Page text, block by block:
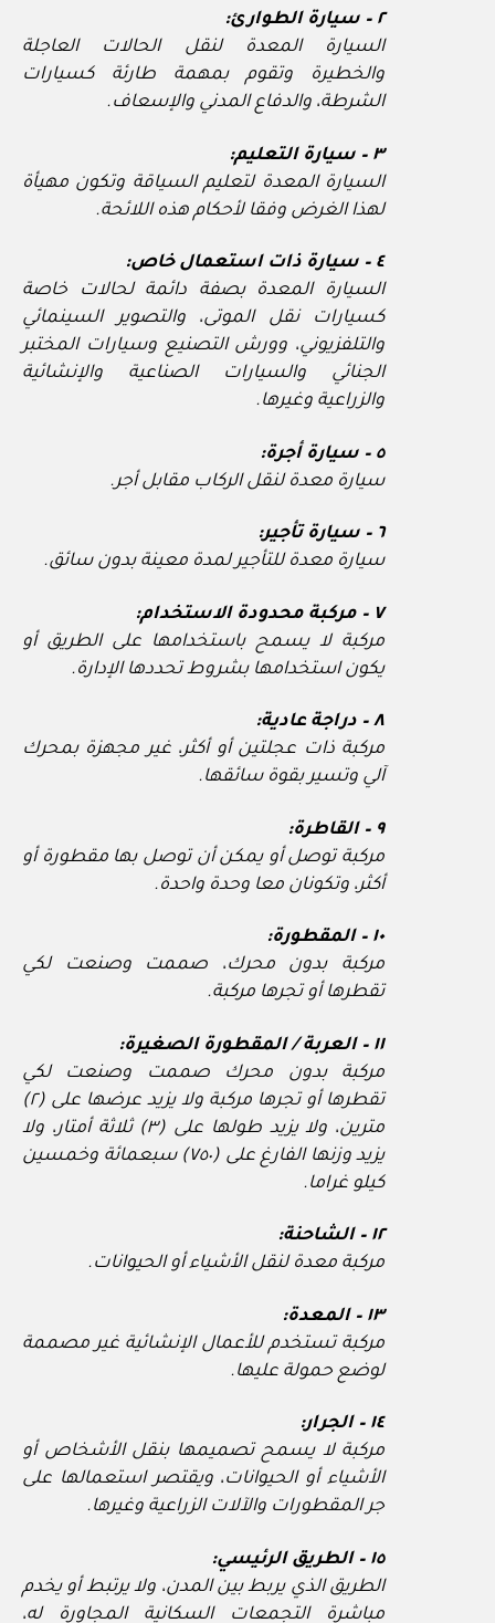
٢ – سيارة الطوارئ:
السيارة المعدة لنقل الحالات العاجلة
والخطيرة وتقوم بمهمة طارئة كسيارات
الشرطة، والدفاع المدني والإسعاف.
٣ – سيارة التعليم:
السيارة المعدة لتعليم السياقة وتكون مهيأة
لهذا الغرض وفقا لأحكام هذه اللائحة.
٤ – سيارة ذات استعمال خاص:
السيارة المعدة بصفة دائمة لحالات خاصة
كسيارات نقل الموتى، والتصوير السينمائي
والتلفزيوني، وورش التصنيع وسيارات المختبر
الجنائي والسيارات الصناعية والإنشائية
والزراعية وغيرها.
٥ – سيارة أجرة:
سيارة معدة لنقل الركاب مقابل أجر.
٦ – سيارة تأجير:
سيارة معدة للتأجير لمدة معينة بدون سائق.
٧ – مركبة محدودة الاستخدام:
مركبة لا يسمح باستخدامها على الطريق أو
يكون استخدامها بشروط تحددها الإدارة.
٨ – دراجة عادية:
مركبة ذات عجلتين أو أكثر، غير مجهزة بمحرك
آلي وتسير بقوة سائقها.
٩ – القاطرة:
مركبة توصل أو يمكن أن توصل بها مقطورة أو
أكثر، وتكونان معا وحدة واحدة.
١٠ – المقطورة:
مركبة بدون محرك، صممت وصنعت لكي
تقطرها أو تجرها مركبة.
١١ – العربة / المقطورة الصغيرة:
مركبة بدون محرك صممت وصنعت لكي
تقطرها أو تجرها مركبة ولا يزيد عرضها على (٢)
مترين، ولا يزيد طولها على (٣) ثلاثة أمتار، ولا
يزيد وزنها الفارغ على (٧٥٠) سبعمائة وخمسين
كيلو غراما.
١٢ – الشاحنة:
مركبة معدة لنقل الأشياء أو الحيوانات.
١٣ – المعدة:
مركبة تستخدم للأعمال الإنشائية غير مصممة
لوضع حمولة عليها.
١٤ – الجرار:
مركبة لا يسمح تصميمها بنقل الأشخاص أو
الأشياء أو الحيوانات، ويقتصر استعمالها على
جر المقطورات والآلات الزراعية وغيرها.
١٥ – الطريق الرئيسي:
الطريق الذي يربط بين المدن، ولا يرتبط أو يخدم
مباشرة التجمعات السكانية المجاورة له،